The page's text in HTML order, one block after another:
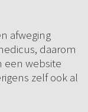
afweging
daarom
een website
zelf ook al